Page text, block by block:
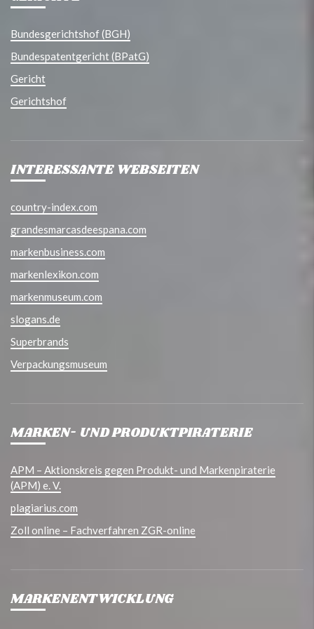
Bundesgerichtshof (BGH)
Bundespatentgericht (BPatG)
Gericht
Gerichtshof
INTERESSANTE WEBSEITEN
country-index.com
grandesmarcasdeespana.com
markenbusiness.com
markenlexikon.com
markenmuseum.com
slogans.de
Superbrands
Verpackungsmuseum
MARKEN- UND PRODUKTPIRATERIE
APM – Aktionskreis gegen Produkt- und Markenpiraterie
(APM) e. V.
plagiarius.com
Zoll online – Fachverfahren ZGR-online
MARKENENTWICKLUNG